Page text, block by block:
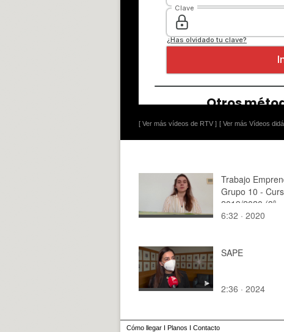
[ Ver más vídeos de RTV ] [ Ver más Vídeos
Trabajo
Grupo 10 -
2019/2020 (3º
Ingeniería
6:32 · 2020
SAPE
2:36 · 2024
Cómo llegar I Planos I Contacto